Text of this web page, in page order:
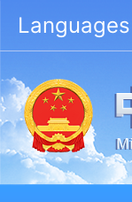
Languages